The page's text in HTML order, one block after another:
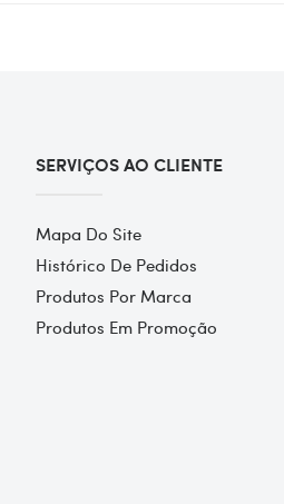
SERVIÇOS AO CLIENTE
Mapa Do Site
Histórico De Pedidos
Produtos Por Marca
Produtos Em Promoção